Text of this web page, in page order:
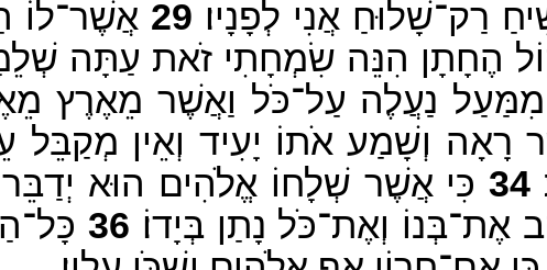
רַק־שָׁלוּחַ אֲנִי לְפָנָיו׃ 29 אֲשֶׁר־לוֹ
הֶחָתָן הִנֵּה שִׂמְחָתִי זֹאת עַתָּה
נַעֲלֶה עַל־כֹּל וַאֲשֶׁר מֵאֶרֶץ
וְשָׁמַע אֹתוֹ יָעִיד וְאֵין מְקַבֵּל
34כִּי אֲשֶׁר שְׁלָחוֹ אֱלֹהִים הוּא
וְאֶת־כֹּל נָתַן בְּיָדוֹ׃ 36